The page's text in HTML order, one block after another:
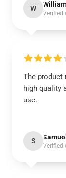
W William
Verified
The product
high quality
use.
S Samuel
Verified